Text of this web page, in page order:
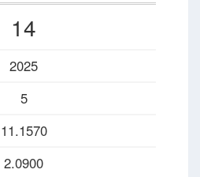
14
2025
5
11.1570
2.0900